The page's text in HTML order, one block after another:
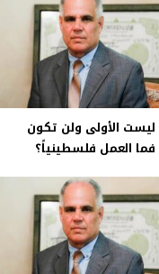
ليست الأولى ولن تكون
فما العمل فلسطينياً؟